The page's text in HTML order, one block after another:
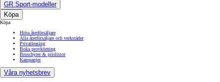
GR Sport-modeller
Köpa
Köpa
Hitta återförsäljare
Alla återförsäljare och verkstäder
Privatleasing
Boka provkörning
Broschyrer & prislistor
Kampanjer
Våra nyhetsbrev